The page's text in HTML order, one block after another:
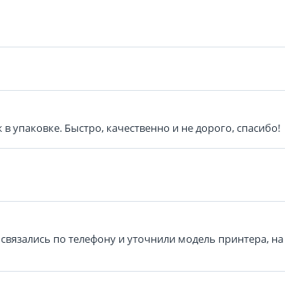
упаковке. Быстро, качественно и не дорого, спасибо!
по телефону и уточнили модель принтера,